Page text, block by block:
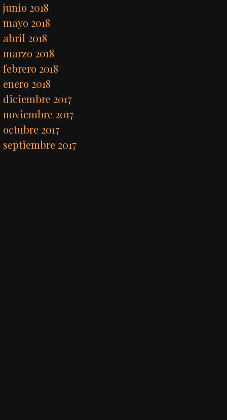
junio 2018
mayo 2018
abril 2018
marzo 2018
febrero 2018
enero 2018
diciembre 2017
noviembre 2017
octubre 2017
septiembre 2017